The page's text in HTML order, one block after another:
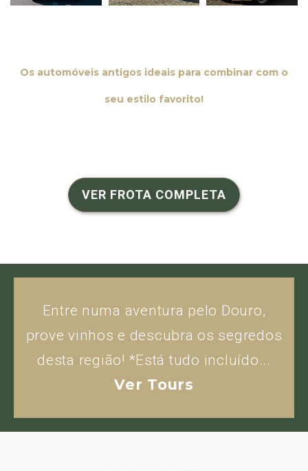
Os automóveis antigos ideais para combinar com o
seu estilo favorito!
VER FROTA COMPLETA
Entre numa aventura pelo Douro,
prove vinhos e descubra os segredos
desta região! *Está tudo incluído...
Ver Tours